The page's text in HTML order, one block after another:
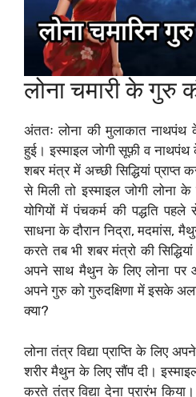
लोना चमारी के गुरु
अंततः लोना की मुलाकात नाथपंथ
हुई। इस्माइल जोगी सूफ़ी व
शबर मंत्र में अच्छी सिद्धियां
से मिली तो इस्माइल जोगी लोना
योगियों में पंचकर्म की पद्धति
साधना के दौरान निद्रा, मदमांस,
करते तब भी शबर मंत्रो की
अपने साथ मैथुन के लिए लोना पर
अपने गुरु को गुरुदक्षिणा में इसके
क्या?
लोना तंत्र विद्या प्राप्ति के लिए
शरीर मैथुन के लिए सौंप दी।
करते तंत्र विद्या देना प्रारंभ